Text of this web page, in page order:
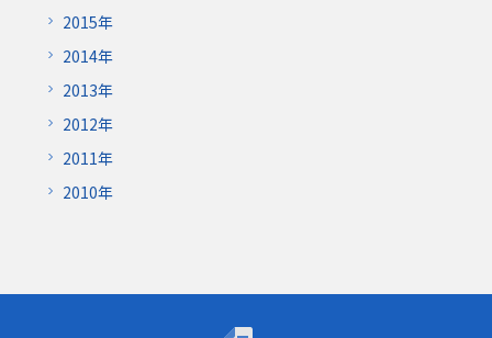
2015年
2014年
2013年
2012年
2011年
2010年